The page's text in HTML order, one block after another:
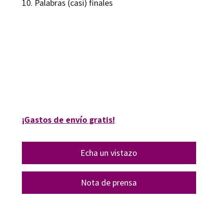
10. Palabras (casi) finales
¡Gastos de envío gratis!
Echa un vistazo
Nota de prensa